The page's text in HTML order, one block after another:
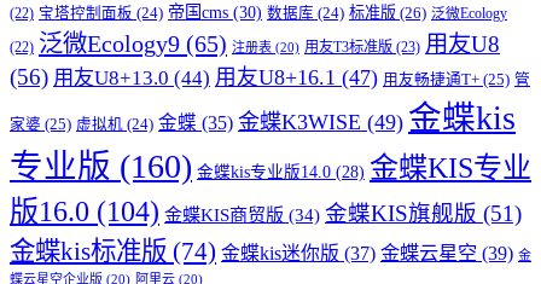
(22) 宝塔控制面板 (24) 帝国cms (30) 数据库 (24) 标准版 (26) 泛微Ecology
(22) 泛微Ecology9 (65) 注册表 (20) 用友T3标准版 (23) 用友U8
(56) 用友U8+13.0 (44) 用友U8+16.1 (47) 用友畅捷通T+ (25) 管
家婆 (25) 虚拟机 (24) 金蝶 (35) 金蝶K3WISE (49) 金蝶kis
专业版 (160) 金蝶kis专业版14.0 (28) 金蝶KIS专业
版16.0 (104) 金蝶KIS商贸版 (34) 金蝶KIS旗舰版 (51)
金蝶kis标准版 (74) 金蝶kis迷你版 (37) 金蝶云星空 (39) 金
蝶云星空企业版 (20) 阿里云 (20)